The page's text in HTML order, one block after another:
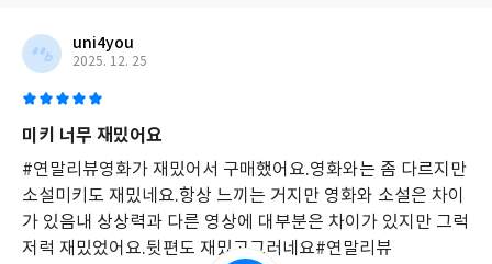
동일인물인가에 대한 의문을 늘 갖고 있었다고 밝혔는데, 『미키
7』을 통해 오랫동안 많은 SF소설에서 다뤄왔던 주제인 본질의 정
체성에 관하여 흥미롭게 독자에게 전달하려 노력한다.
"죽음은 끝이 아니다. 아프긴 하지만."
"만약 여러분이 여러분의 기억, 사랑과 미움, 희망과 꿈을 완벽하게
복제하고, 여러분의 육체까지 완벽하게 복제하여 담아낸다면, 그
사람은 정말 여러분일까요?" -에드워드 애슈턴(《너드 데일리》
기
억
업
로
드
하
여
미
키
2,
uni4you
2025. 12. 25
미키 너무 재밌어요
#연말리뷰영화가 재밌어서 구매했어요.영화와는 좀 다르지만
소설미키도 재밌네요.항상 느끼는 거지만 영화와 소설은 차이
가 있음내 상상력과 다른 영상에 대부분은 차이가 있지만 그럭
저럭 재밌었어요.뒷편도 재밌고그러네요#연말리뷰